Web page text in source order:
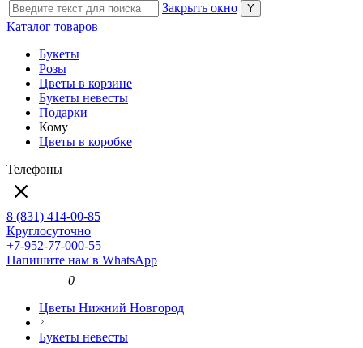
Закрыть окно
Каталог товаров
Букеты
Розы
Цветы в корзине
Букеты невесты
Подарки
Кому
Цветы в коробке
Телефоны
8 (831) 414-00-85
Круглосуточно
+7-952-77-000-55
Напишите нам в WhatsApp
0
Цветы Нижний Новгород
Букеты невесты